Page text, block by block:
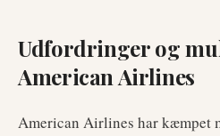
Udfordringer og
American Airlines
American Airlines har kæmpet